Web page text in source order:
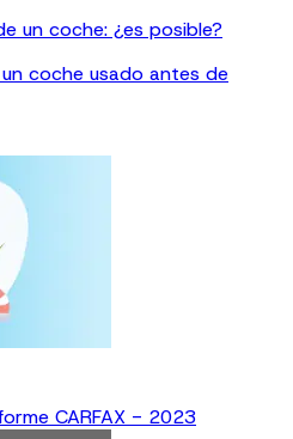
un coche: ¿es posible?
coche usado antes de
CARFAX - 2023